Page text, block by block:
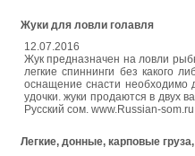
Жуки для ловли голавля
12.07.2016
Жук предназначен на ловли
легкие спиннинги без какого
оснащение снасти необходимо
удочки. жуки продаются в двух
Русский сом. www.Russian-som.ru
Легкие, донные, карповые